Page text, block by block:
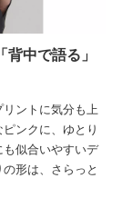
中で語る」
ントに気分も上
ンクに、ゆとり
似合いやすいデ
形は、さらっと